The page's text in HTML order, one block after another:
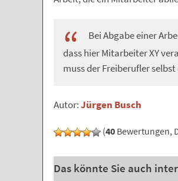
Bei Abgabe einer
dass hier Mitarbeiter XY
muss der Freiberufler
Autor:Jürgen Busch
(40 Bewertungen,
Das könnte Sie auch